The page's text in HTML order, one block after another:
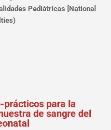
Pediátricas [National
prácticos para la
de sangre del